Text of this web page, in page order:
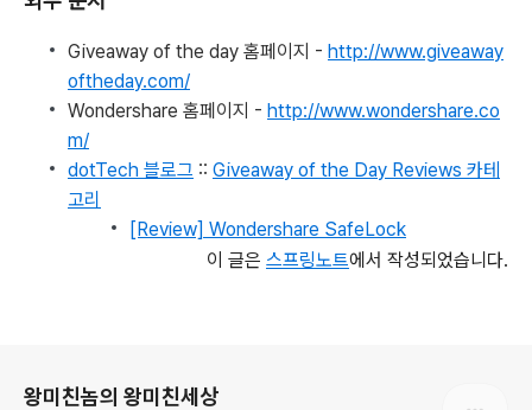
Giveaway of the day 홈페이지 - http://www.giveaway
oftheday.com/
Wondershare 홈페이지 - http://www.wondershare.co
m/
dotTech 블로그 :: Giveaway of the Day Reviews 카테
고리
[Review] Wondershare SafeLock
이 글은 스프링노트에서 작성되었습니다.
왕미친놈의 왕미친세상